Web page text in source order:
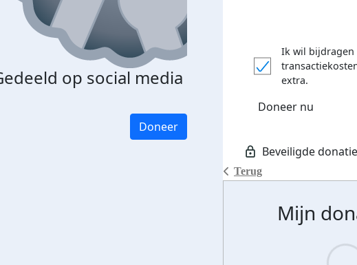
op social media
Doneer
Terug
Ik wil bijdragen
extra.
Doneer nu
Mijn